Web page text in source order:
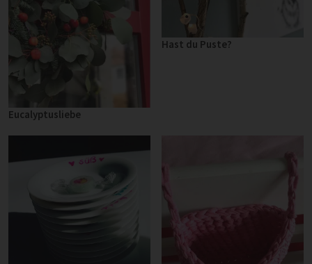
Eucalyptusliebe
Hast du Puste?